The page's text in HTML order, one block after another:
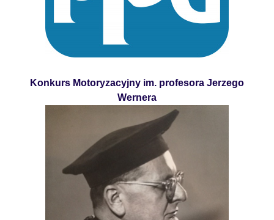
Konkurs Motoryzacyjny im. profesora Jerzego
Wernera